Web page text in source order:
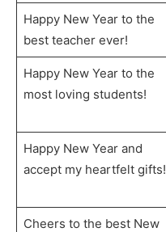
Happy New Year to the
best teacher ever!
Happy New Year to the
most loving students!
Happy New Year and
accept my heartfelt gifts!
Cheers to the best New